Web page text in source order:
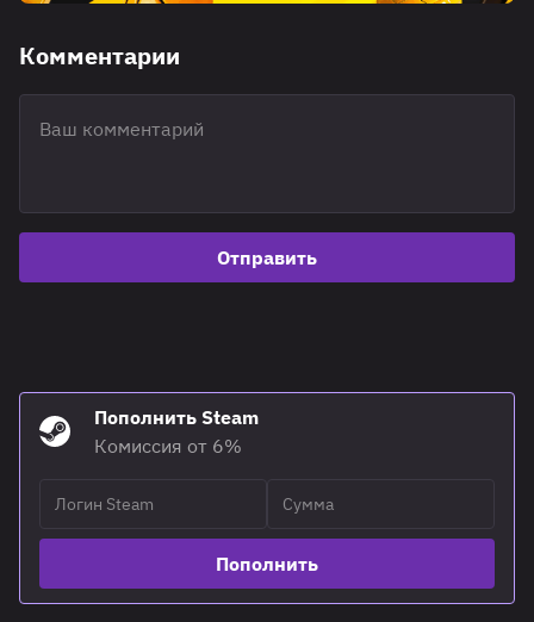
Комментарии
Отправить
Пополнить Steam
Комиссия от 6%
Пополнить